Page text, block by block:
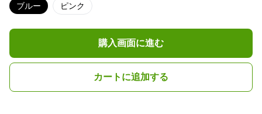
ブルー ピンク
購入画面に進む
カートに追加する